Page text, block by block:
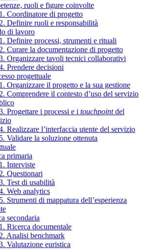
ruoli e figure coinvolte
Coordinatore di progetto
Definire ruoli e responsabilità
di lavoro
Definire processi, strumenti e rituali
Curare la documentazione di progetto
Organizzare tavoli tecnici collaborativi
Prendere decisioni
progettuale
Organizzare il progetto e la sua gestione
Comprendere il contesto d’uso del servizio
Progettare i processi e i touchpointdel
Realizzare l’interfaccia utente del servizio
Validare la soluzione ottenuta
primaria
Interviste
Questionari
Test di usabilità
Web analytics
Strumenti di mappatura dell’esperienza
secondaria
Ricerca documentale
Analisi benchmark
Valutazione euristica